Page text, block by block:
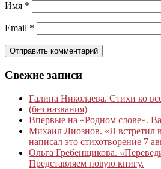
Имя *
Email *
Свежие записи
Галина Николаева. Стихи ко
(без названия)
Впервые на «Родном слове».
Михаил Лиознов. «Я встретил
написал это стихотворение 7
Ольга Гребенщикова.
Представляем новую книгу.